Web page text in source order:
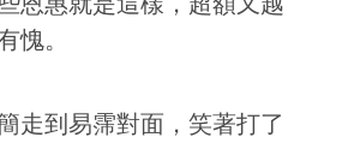
愧。
走到易霈對面，笑著打了